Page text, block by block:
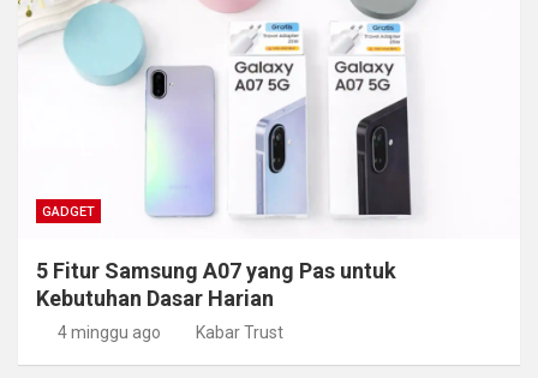
GADGET
5 Fitur Samsung A07 yang Pas untuk
Kebutuhan Dasar Harian
4 minggu ago Kabar Trust